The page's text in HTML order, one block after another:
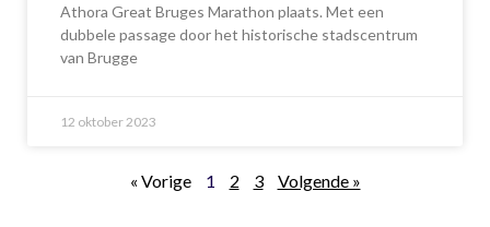
Athora Great Bruges Marathon plaats. Met een
dubbele passage door het historische stadscentrum
van Brugge
12 oktober 2023
« Vorige 1 2 3 Volgende »